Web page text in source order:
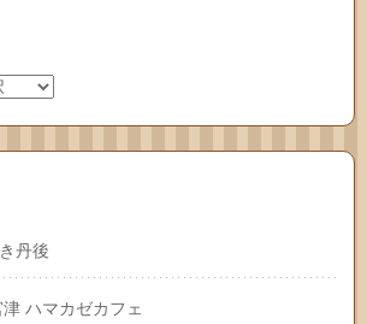
丹後
ハマカゼカフェ